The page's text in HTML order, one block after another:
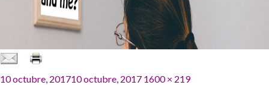
Publicado
10 octubre, 201710 octubre, 2017 Tamaño
1600 × 219